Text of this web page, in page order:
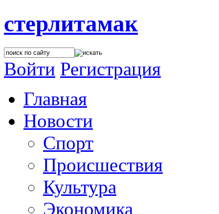
стерлитамак
Войти Регистрация
Главная
Новости
Спорт
Происшествия
Культура
Экономика